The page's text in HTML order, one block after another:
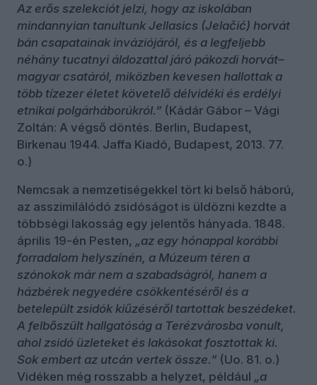
Az erős szelekciót jelzi, hogy az iskolában
mindannyian tanultunk Jellasics (Jelačić) horvát
bán csapatainak inváziójáról, és a legfeljebb
néhány tucatnyi áldozattal járó pákozdi horvát–
magyar csatáról, miközben kevesen hallottak a
több tízezer életet követelő délvidéki és erdélyi
etnikai polgárháborúkról.” (Kádár Gábor – Vági
Zoltán: A végső döntés. Berlin, Budapest,
Birkenau 1944. Jaffa Kiadó, Budapest, 2013. 77.
o.)
Nemcsak a nemzetiségekkel tört ki belső háború,
az asszimilálódó zsidóságot is üldözni kezdte a
többségi lakosság egy jelentős hányada. 1848.
április 19-én Pesten, „az egy hónappal korábbi
forradalom helyszínén, a Múzeum téren a
szónokok már nem a szabadságról, hanem a
házbérek negyedére csökkentéséről és a
betelepült zsidók kiűzéséről tartottak beszédeket.
A felbőszült hallgatóság a Terézvárosba vonult,
ahol zsidó üzleteket és lakásokat fosztottak ki.
Sok embert az utcán vertek össze.” (Uo. 81. o.)
Vidéken még rosszabb a helyzet, például „a